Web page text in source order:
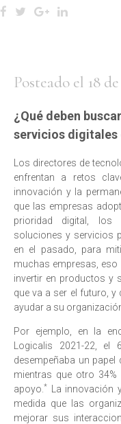
Posteado el 18
¿Qué deben
servicios digitales
Los directores de
enfrentan a retos
innovación y la
que las empresas
prioridad digital, los
soluciones y servicios
en el pasado, para
muchas empresas,
invertir en productos y
que va a ser el futuro,
ayudar a su
Por ejemplo, en la
Logicalis 2021-22,
desempeñaba un
mientras que otro
apoyo. *
La innovación
medida que las
mejorar sus